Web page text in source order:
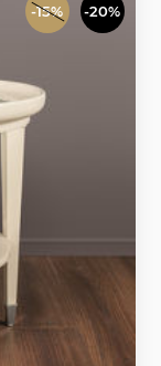
-15% -20%